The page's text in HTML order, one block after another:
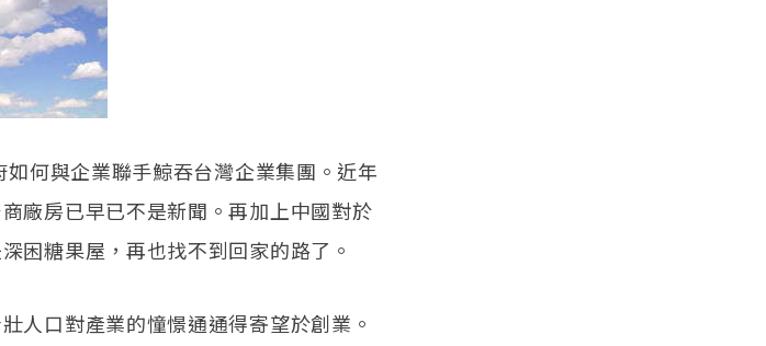
何與企業聯手鯨吞台灣企業集團。近年
廠房已早已不是新聞。再加上中國對於
困糖果屋，再也找不到回家的路了。
人口對產業的憧憬通通得寄望於創業。